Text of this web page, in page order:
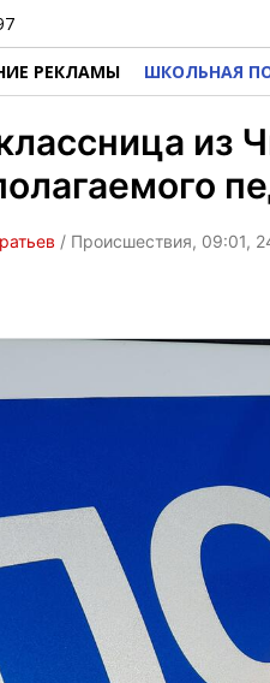
РЕКЛАМЫ ШКОЛЬНАЯ
из
/ Происшествия, 09:01,